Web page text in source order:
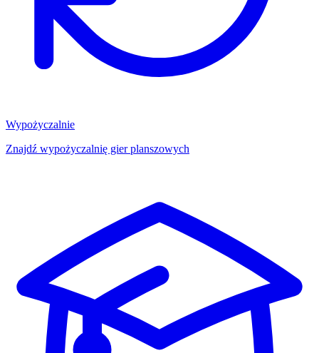
Wypożyczalnie
Znajdź wypożyczalnię gier planszowych